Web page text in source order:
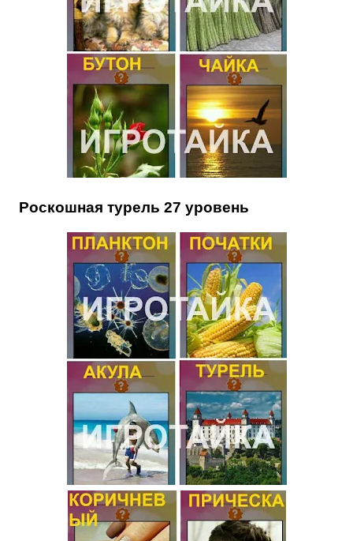
Роскошная турель 27 уровень